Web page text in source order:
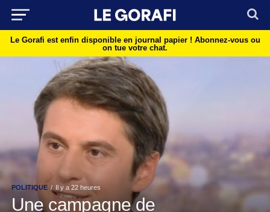
Le Gorafi est enfin disponible en journal papier ! Abonnez-vous ou
on tue votre chat.
POLITIQUE Il y a 22 heures
Une campagne de